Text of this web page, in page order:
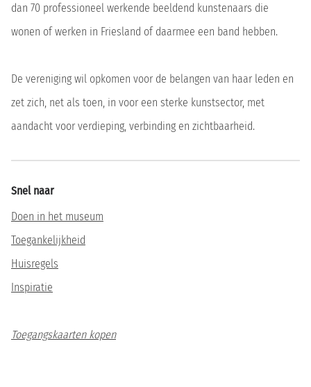
dan 70 professioneel werkende beeldend kunstenaars die
wonen of werken in Friesland of daarmee een band hebben.
De vereniging wil opkomen voor de belangen van haar leden en
zet zich, net als toen, in voor een sterke kunstsector, met
aandacht voor verdieping, verbinding en zichtbaarheid.
Snel naar
Doen in het museum
Toegankelijkheid
Huisregels
Inspiratie
Toegangskaarten kopen